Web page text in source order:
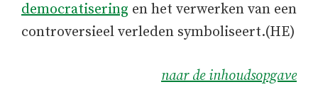
democratisering en het verwerken van een
controversieel verleden symboliseert.(HE)
naar de inhoudsopgave